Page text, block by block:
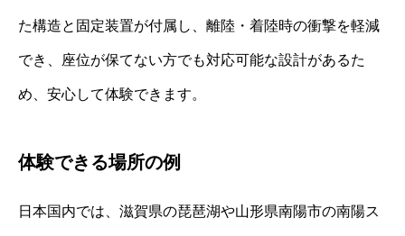
た構造と固定装置が付属し、離陸・着陸時の衝撃を軽減
でき、座位が保てない方でも対応可能な設計があるた
め、安心して体験できます。
体験できる場所の例
日本国内では、滋賀県の琵琶湖や山形県南陽市の南陽ス